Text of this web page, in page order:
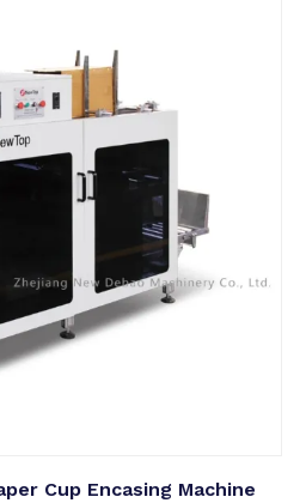
Cup Encasing Machine